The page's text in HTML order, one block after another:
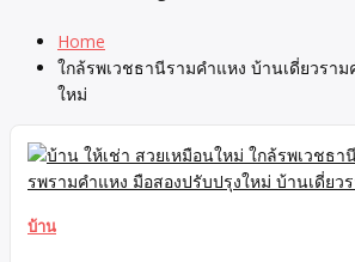
Home
ใกล้รพเวชธานีรามคำแหง บ้านเดี่ยวรา
ใหม่
บ้าน